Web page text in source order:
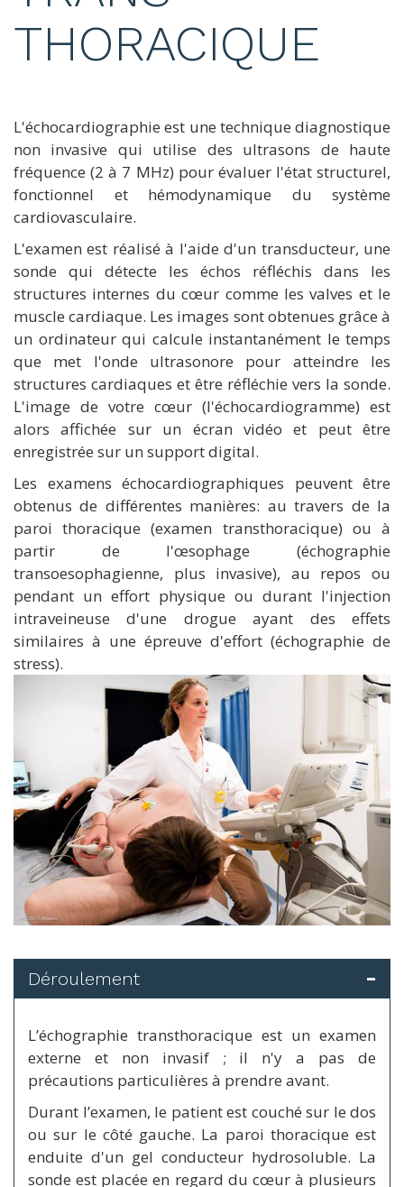
THORACIQUE
L'échocardiographie est une technique diagnostique
non invasive qui utilise des ultrasons de haute
fréquence (2 à 7 MHz) pour évaluer l'état structurel,
fonctionnel et hémodynamique du système
cardiovasculaire.
L'examen est réalisé à l'aide d'un transducteur, une
sonde qui détecte les échos réfléchis dans les
structures internes du cœur comme les valves et le
muscle cardiaque. Les images sont obtenues grâce à
un ordinateur qui calcule instantanément le temps
que met l'onde ultrasonore pour atteindre les
structures cardiaques et être réfléchie vers la sonde.
L'image de votre cœur (l'échocardiogramme) est
alors affichée sur un écran vidéo et peut être
enregistrée sur un support digital.
Les examens échocardiographiques peuvent être
obtenus de différentes manières: au travers de la
paroi thoracique (examen transthoracique) ou à
partir de l'œsophage (échographie
transoesophagienne, plus invasive), au repos ou
pendant un effort physique ou durant l'injection
intraveineuse d'une drogue ayant des effets
similaires à une épreuve d'effort (échographie de
stress).
Déroulement
L’échographie transthoracique est un examen
externe et non invasif ; il n'y a pas de
précautions particulières à prendre avant.
Durant l’examen, le patient est couché sur le dos
ou sur le côté gauche. La paroi thoracique est
enduite d'un gel conducteur hydrosoluble. La
sonde est placée en regard du cœur à plusieurs